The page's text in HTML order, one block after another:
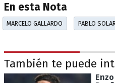
En esta Nota
MARCELO GALLARDO PABLO
También te puede